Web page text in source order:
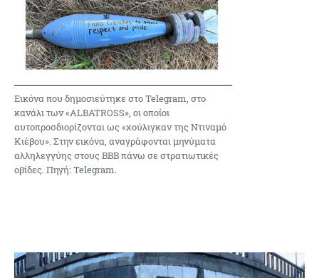
Εικόνα που δημοσιεύτηκε στο Telegram, στο
κανάλι των «ALBATROSS», οι οποίοι
αυτοπροσδιορίζονται ως «χούλιγκαν της Ντιναμό
Κιέβου». Στην εικόνα, αναγράφονται μηνύματα
αλληλεγγύης στους BBB πάνω σε στρατιωτικές
οβίδες. Πηγή: Telegram.